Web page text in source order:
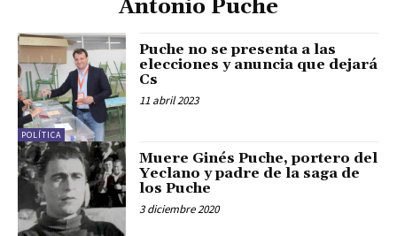
Antonio Puche
POLÍTICA
Puche no se presenta a las
elecciones y anuncia que dejará
Cs
11 abril 2023
Muere Ginés Puche, portero del
Yeclano y padre de la saga de
los Puche
3 diciembre 2020